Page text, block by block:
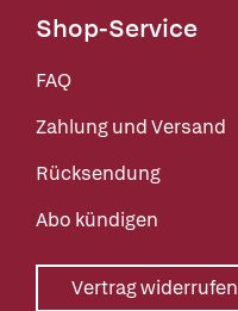
Shop-Service
FAQ
Zahlung und Versand
Rücksendung
Abo kündigen
Vertrag widerrufen